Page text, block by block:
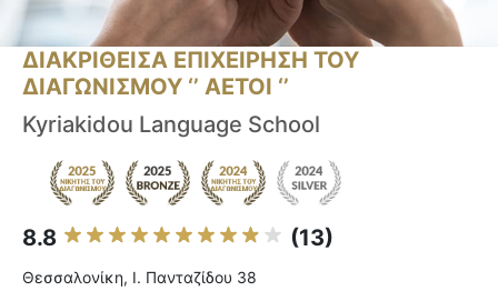
ΔΙΑΚΡΙΘΕΙΣΑ ΕΠΙΧΕΙΡΗΣΗ ΤΟΥ
ΔΙΑΓΩΝΙΣΜΟΥ ‘’ ΑΕΤΟΙ ‘’
Kyriakidou Language School
8.8 (13)
Θεσσαλονίκη, Ι. Πανταζίδου 38